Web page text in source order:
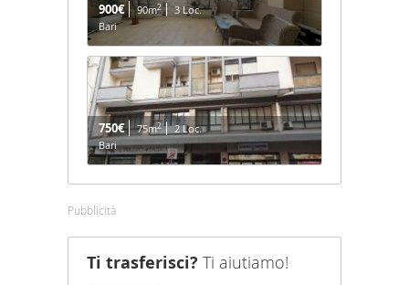
900€ 90m2
3 Loc.
Bari
750€ 75m2
2 Loc.
Bari
Pubblicità
Ti trasferisci? Ti aiutiamo!